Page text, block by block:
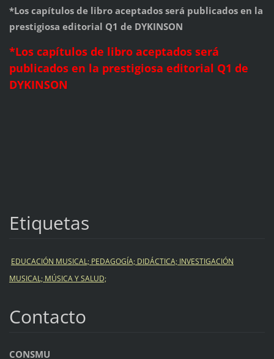
*Los capítulos de libro aceptados será publicados en la
prestigiosa editorial Q1 de DYKINSON
*Los capítulos de libro aceptados será
publicados en la prestigiosa editorial Q1 de
DYKINSON
Etiquetas
EDUCACIÓN MUSICAL; PEDAGOGÍA; DIDÁCTICA; INVESTIGACIÓN
MUSICAL; MÚSICA Y SALUD;
Contacto
CONSMU